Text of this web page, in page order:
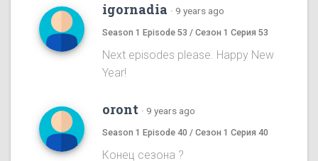
igornadia · 9 years ago
Season 1 Episode 53 / Сезон 1 Серия 53
Next episodes please. Happy New
Year!
oront · 9 years ago
Season 1 Episode 40 / Сезон 1 Серия 40
Конец сезона ?